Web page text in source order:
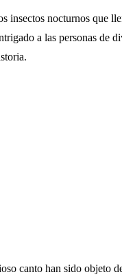
insectos nocturnos que
a las personas de
canto han sido objeto